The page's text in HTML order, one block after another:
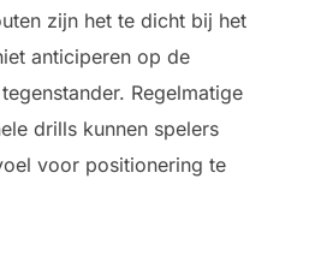
zijn het te dicht bij het
anticiperen op de
Regelmatige
drills kunnen spelers
voor positionering te